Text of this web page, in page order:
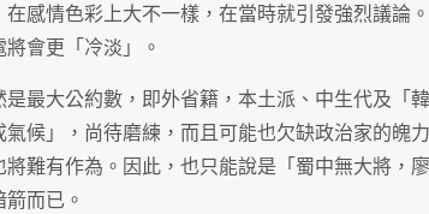
在感情色彩上大不一樣，在當時就引發強烈議論
會更「冷淡」。
是最大公約數，即外省籍，本土派、中生代及「
氣候」，尚待磨練，而且可能也欠缺政治家的魄
將難有作為。因此，也只能說是「蜀中無大將，
而已。